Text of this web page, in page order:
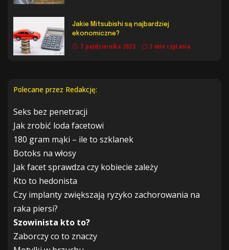
Jakie Mitsubishi są najbardziej
ekonomiczne?
7 października 2023 3 min czytania
Polecane przez Redakcję:
Seks bez penetracji
Jak zrobić loda facetowi
180 gram mąki – ile to szklanek
Botoks na włosy
Jak facet sprawdza czy kobiecie zależy
Kto to hedonista
Czy implanty zwiększają ryzyko zachorowania na
raka piersi?
Szowinista kto to?
Zaborczy co to znaczy